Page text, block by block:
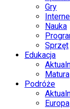
Gry
Nauka
Sprzęt
Edukacja
Matura
Podróże
Europa